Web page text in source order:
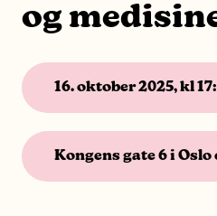
og
16. oktober 2025, kl
Kongens gate 6 i Oslo